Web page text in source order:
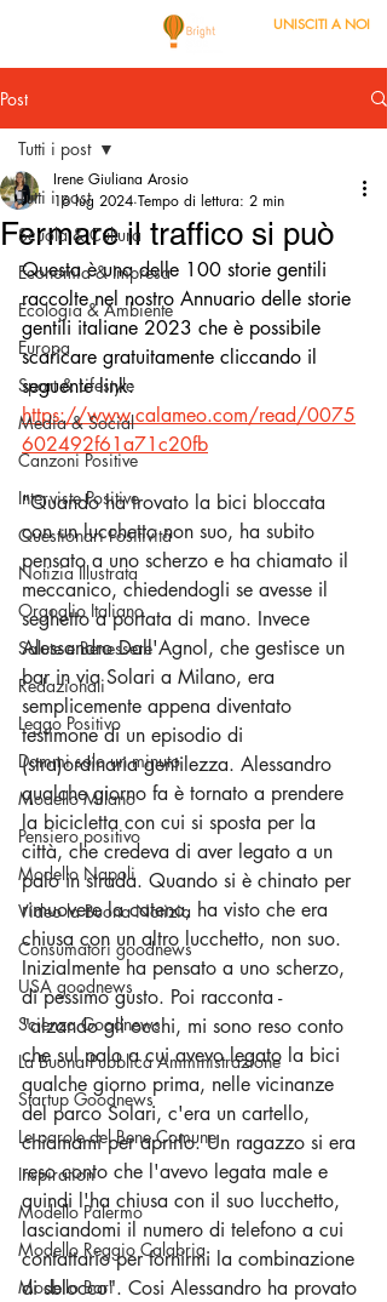
UNISCITI A NOI
Post
Tutti i post
Scuola & Cultura
Economia & Impresa
Ecologia & Ambiente
Europa
Sport & Lifestyle
Media & Social
Canzoni Positive
Interviste Positive
Questionari Positività
Notizia Illustrata
Orgoglio Italiano
Salute e Benessere
Redazionali
Leggo Positivo
Dammi solo un minuto
Modello Milano
Pensiero positivo
Modello Napoli
Video la Buona Notizia
Consumatori goodnews
USA goodnews
Scienza Goodnews
La Buona Pubblica Amministrazione
Startup Goodnews
Le parole del Bene Comune
Inspiration
Modello Palermo
Modello Reggio Calabria
Modello Bari
Tutti i post
Fermare il traffico si può
Irene Giuliana Arosio
16 lug 2024 Tempo di lettura: 2 min
Questa è una delle 100 storie gentili
raccolte nel nostro Annuario delle storie
gentili italiane 2023 che è possibile
scaricare gratuitamente cliccando il
seguente link:
https://www.calameo.com/read/0075
602492f61a71c20fb
"Quando ha trovato la bici bloccata
con un lucchetto non suo, ha subito
pensato a uno scherzo e ha chiamato il
meccanico, chiedendogli se avesse il
seghetto a portata di mano. Invece
Alessandro Dall'Agnol, che gestisce un
bar in via Solari a Milano, era
semplicemente appena diventato
testimone di un episodio di
(stra)ordinaria gentilezza. Alessandro
qualche giorno fa è tornato a prendere
la bicicletta con cui si sposta per la
città, che credeva di aver legato a un
palo in strada. Quando si è chinato per
rimuovere la catena, ha visto che era
chiusa con un altro lucchetto, non suo.
Inizialmente ha pensato a uno scherzo,
di pessimo gusto. Poi racconta -
"alzando gli occhi, mi sono reso conto
che sul palo a cui avevo legato la bici
qualche giorno prima, nelle vicinanze
del parco Solari, c'era un cartello,
chiamami per aprirlo. Un ragazzo si era
reso conto che l'avevo legata male e
quindi l'ha chiusa con il suo lucchetto,
lasciandomi il numero di telefono a cui
contattario per fornirmi la combinazione
di sblocco". Cosi Alessandro ha provato